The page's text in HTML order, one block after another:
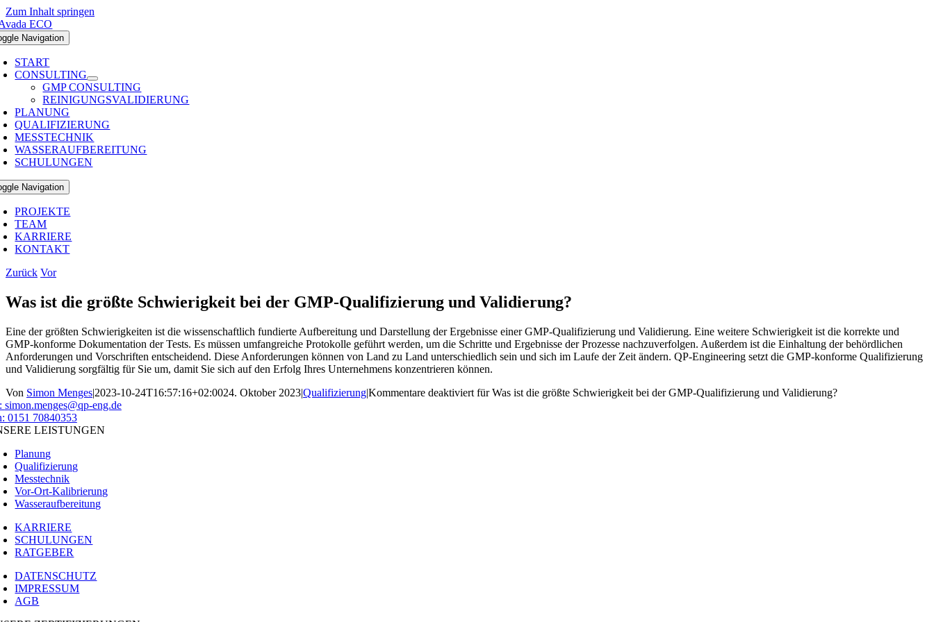
Zum Inhalt springen
Navigation
START
CONSULTING
GMP CONSULTING
REINIGUNGSVALIDIERUNG
PLANUNG
QUALIFIZIERUNG
MESSTECHNIK
WASSERAUFBEREITUNG
SCHULUNGEN
Navigation
PROJEKTE
TEAM
KARRIERE
KONTAKT
Zurück Vor
Was ist die größte Schwierigkeit bei der GMP-Qualifizierung und Validierung?
Eine der größten Schwierigkeiten ist die wissenschaftlich fundierte Aufbereitung und Darstellung der Ergebnisse einer GMP-Qualifizierung und Validierung. Eine weitere Schwierigkeit ist die korrekte und
GMP-konforme Dokumentation der Tests. Es müssen umfangreiche Protokolle geführt werden, um die Schritte und Ergebnisse der Prozesse nachzuverfolgen. Außerdem ist die Einhaltung der behördlichen
Anforderungen und Vorschriften entscheidend. Diese Anforderungen können von Land zu Land unterschiedlich sein und sich im Laufe der Zeit ändern. QP-Engineering setzt die GMP-konforme Qualifizierung
und Validierung sorgfältig für Sie um, damit Sie sich auf den Erfolg Ihres Unternehmens konzentrieren können.
Von Simon Menges|2023-10-24T16:57:16+02:0024. Oktober 2023|Qualifizierung|Kommentare deaktiviert für Was ist die größte Schwierigkeit bei der GMP-Qualifizierung und Validierung?
simon.menges@qp-eng.de
0151 70840353
LEISTUNGEN
Planung
Qualifizierung
Messtechnik
Vor-Ort-Kalibrierung
Wasseraufbereitung
KARRIERE
SCHULUNGEN
RATGEBER
DATENSCHUTZ
IMPRESSUM
AGB